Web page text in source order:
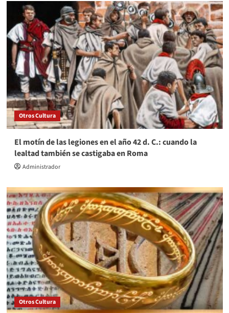
Otros Cultura
El motín de las legiones en el año 42 d. C.: cuando la
lealtad también se castigaba en Roma
Administrador
Otros Cultura